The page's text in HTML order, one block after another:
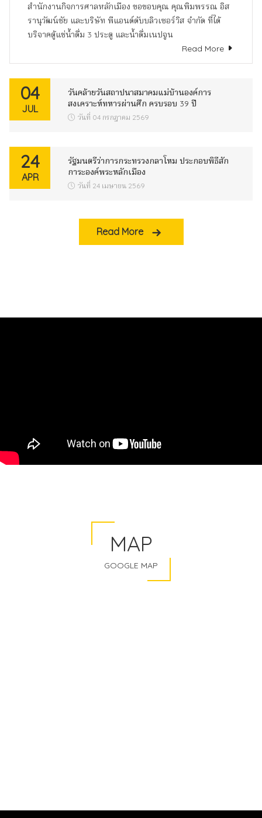
สำนักงานกิจการศาลหลักเมือง ขอขอบคุณ คุณพิมพรรณ อิส
รานุวัฒน์ชัย และบริษัท พีแอนด์ดับบลิวเซอร์วิส จำกัด ที่ได้
บริจาคตู้แช่น้ำดื่ม 3 ประตู และน้ำดื่มเนปจูน
Read More
04
JUL
วันคล้ายวันสถาปนาสมาคมแม่บ้านองค์การ
สงเคราะห์ทหารผ่านศึก ครบรอบ 39 ปี
วันที่ 04 กรกฎาคม 2569
24
APR
รัฐมนตรีว่าการกระทรวงกลาโหม ประกอบพิธีสัก
การะองค์พระหลักเมือง
วันที่ 24 เมษายน 2569
Read More
MAP
GOOGLE MAP